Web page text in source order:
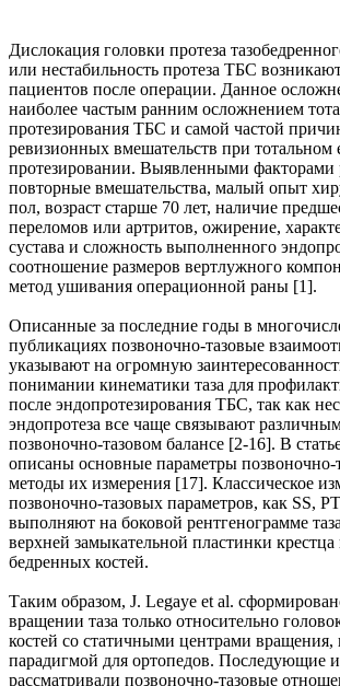
Дислокация головки протеза
или нестабильность протеза ТБС
пациентов после операции. Данное
наиболее частым ранним осложнением
протезирования ТБС и самой частой
ревизионных вмешательств при тотальном
протезировании. Выявленными факторами
повторные вмешательства, малый опыт
пол, возраст старше 70 лет, наличие
переломов или артритов, ожирение,
сустава и сложность выполненного
соотношение размеров вертлужного
метод ушивания операционной раны [1].
Описанные за последние годы в
публикациях позвоночно-тазовые
указывают на огромную
понимании кинематики таза для
после эндопротезирования ТБС, так как
эндопротеза все чаще связывают
позвоночно-тазовом балансе [2-16]. В
описаны основные параметры позвоночно-
методы их измерения [17]. Классическое
позвоночно-тазовых параметров, как SS,
выполняют на боковой рентгенограмме
верхней замыкательной пластинки крестца
бедренных костей.
Таким образом, J. Legaye et al.
вращении таза только относительно
костей со статичными центрами вращения,
парадигмой для ортопедов. Последующие
рассматривали позвоночно-тазовые